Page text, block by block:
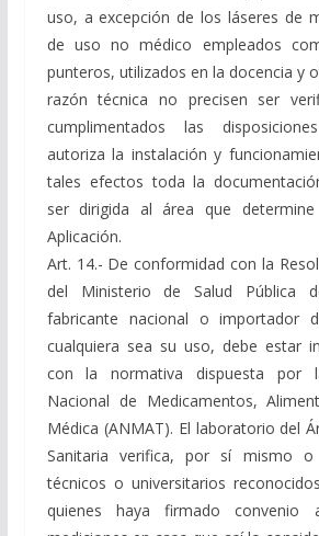
uso, a excepción de los láseres de
de uso no médico empleados
punteros, utilizados en la docencia y
razón técnica no precisen ser
cumplimentados las
autoriza la instalación y
tales efectos toda la
ser dirigida al área que
Aplicación.
Art. 14.- De conformidad con la
del Ministerio de Salud Pública
fabricante nacional o importador
cualquiera sea su uso, debe estar
con la normativa dispuesta por
Nacional de Medicamentos,
Médica (ANMAT). El laboratorio del
Sanitaria verifica, por sí mismo o
técnicos o universitarios
quienes haya firmado convenio